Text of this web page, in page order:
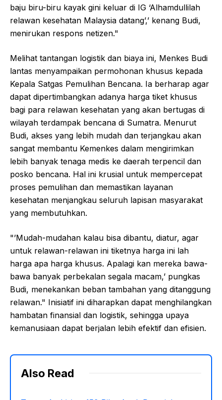
baju biru-biru kayak gini keluar di IG ‘Alhamdullilah
relawan kesehatan Malaysia datang’,’ kenang Budi,
menirukan respons netizen."
Melihat tantangan logistik dan biaya ini, Menkes Budi
lantas menyampaikan permohonan khusus kepada
Kepala Satgas Pemulihan Bencana. Ia berharap agar
dapat dipertimbangkan adanya harga tiket khusus
bagi para relawan kesehatan yang akan bertugas di
wilayah terdampak bencana di Sumatra. Menurut
Budi, akses yang lebih mudah dan terjangkau akan
sangat membantu Kemenkes dalam mengirimkan
lebih banyak tenaga medis ke daerah terpencil dan
posko bencana. Hal ini krusial untuk mempercepat
proses pemulihan dan memastikan layanan
kesehatan menjangkau seluruh lapisan masyarakat
yang membutuhkan.
"’Mudah-mudahan kalau bisa dibantu, diatur, agar
untuk relawan-relawan ini tiketnya harga ini lah
harga apa harga khusus. Apalagi kan mereka bawa-
bawa banyak perbekalan segala macam,’ pungkas
Budi, menekankan beban tambahan yang ditanggung
relawan." Inisiatif ini diharapkan dapat menghilangkan
hambatan finansial dan logistik, sehingga upaya
kemanusiaan dapat berjalan lebih efektif dan efisien.
Also Read